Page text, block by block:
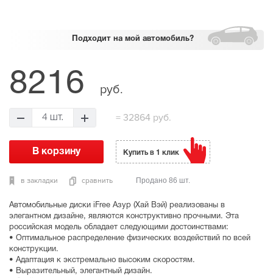
Подходит на мой автомобиль?
Автомобильные диски iFree Азур (Хай Вэй) реализованы в
элегантном дизайне, являются конструктивно прочными. Эта
российская модель обладает следующими достоинствами:
• Оптимальное распределение физических воздействий по всей
конструкции.
• Адаптация к экстремально высоким скоростям.
• Выразительный, элегантный дизайн.
8216 руб.
4 шт. = 32864 руб.
в закладки сравнить
Купить в 1 клик
Продано 86 шт.